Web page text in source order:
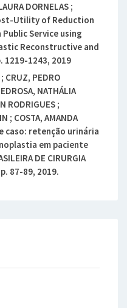
DORNELAS ;
Utility of Reduction
Service using
Reconstructive and
1219-1243, 2019
CRUZ, PEDRO
NATHÁLIA
RODRIGUES ;
; COSTA, AMANDA
caso: retenção urinária
em paciente
DE CIRURGIA
p. 87-89, 2019.